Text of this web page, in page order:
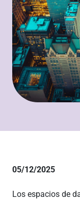
05/12/2025
Los espacios de